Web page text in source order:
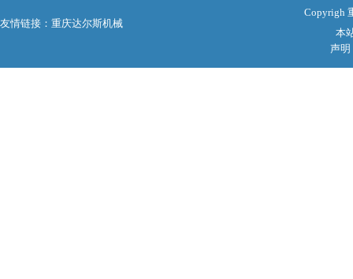
本
Copyrigh
声
友情链接： 重庆达尔斯机械